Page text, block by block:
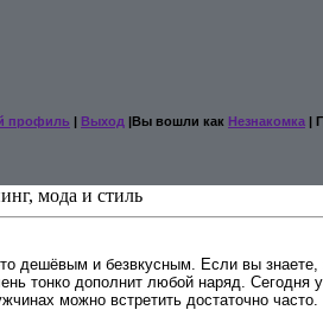
профиль Выход |Вы вошли как Незнакомка |
мода и стиль
дешёвым и безвкусным. Если вы знаете,
тонко дополнит любой наряд. Сегодня
можно встретить достаточно часто.